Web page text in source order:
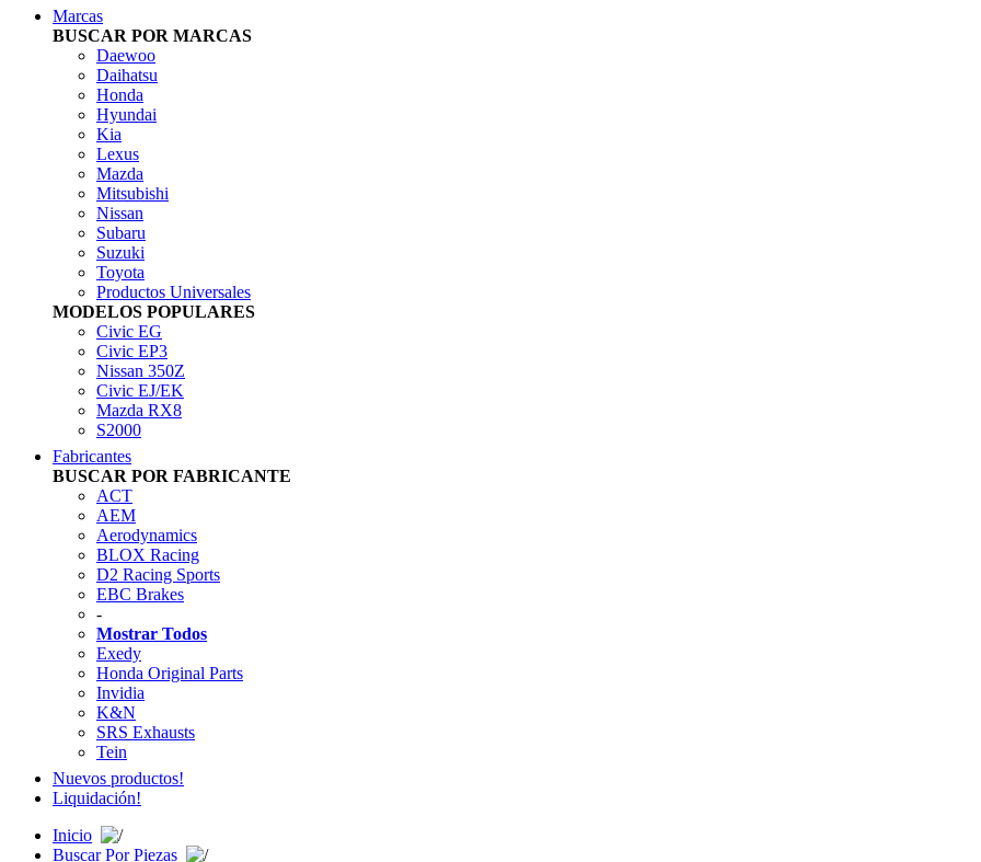
Marcas
BUSCAR POR MARCAS
Daewoo
Daihatsu
Honda
Hyundai
Kia
Lexus
Mazda
Mitsubishi
Nissan
Subaru
Suzuki
Toyota
Productos Universales
MODELOS POPULARES
Civic EG
Civic EP3
Nissan 350Z
Civic EJ/EK
Mazda RX8
S2000
Fabricantes
BUSCAR POR FABRICANTE
ACT
AEM
Aerodynamics
BLOX Racing
D2 Racing Sports
EBC Brakes
-
Mostrar Todos
Exedy
Honda Original Parts
Invidia
K&N
SRS Exhausts
Tein
Nuevos productos!
Liquidación!
Inicio
Buscar Por Piezas